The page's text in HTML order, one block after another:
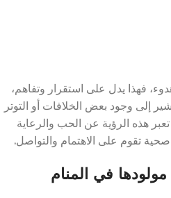
فهذا يدل على استقرار وتفاهم،
إلى وجود بعض الخلافات أو التوتر
هذه الرؤية عن الحب والرعاية
تقوم على الاهتمام والتواصل.
في المنام